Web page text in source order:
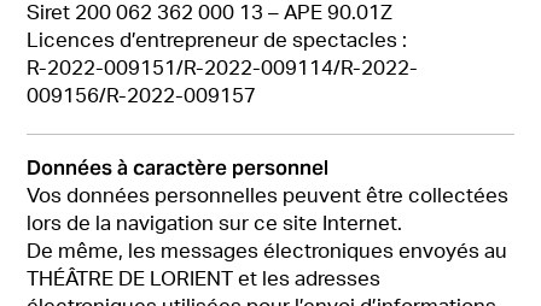
Siret 200 062 362 000 13 – APE 90.01Z
Licences d’entrepreneur de spectacles :
R-2022-009151/R-2022-009114/R-2022-
009156/R-2022-009157
Données à caractère personnel
Vos données personnelles peuvent être collectées
lors de la navigation sur ce site Internet.
De même, les messages électroniques envoyés au
THÉÂTRE DE LORIENT et les adresses